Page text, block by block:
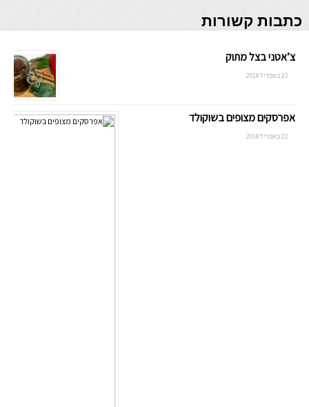
כתבות קשורות
צ’אטני בצל מתוק
22 באפריל 2018
אפרסקים מצופים בשוקולד
22 באפריל 2018